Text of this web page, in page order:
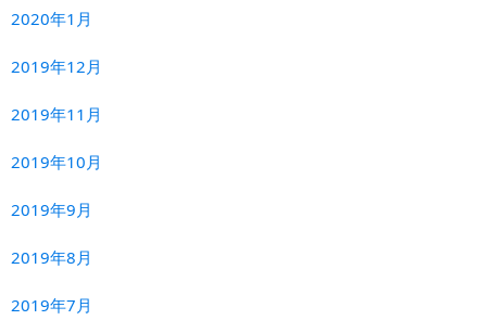
2020年1月
2019年12月
2019年11月
2019年10月
2019年9月
2019年8月
2019年7月